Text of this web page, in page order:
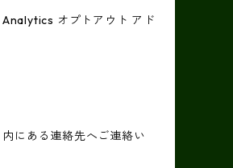
オプトアウト アド
にある連絡先へご連絡い